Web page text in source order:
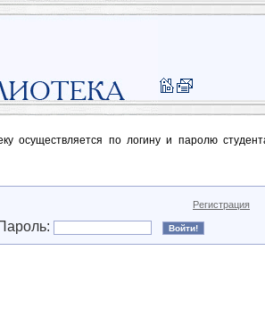
осуществляется по логину и паролю
Регистрация